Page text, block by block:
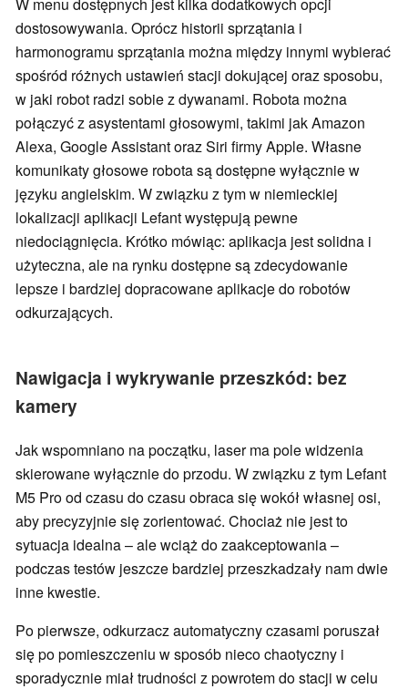
W menu dostępnych jest kilka dodatkowych opcji
dostosowywania. Oprócz historii sprzątania i
harmonogramu sprzątania można między innymi wybierać
spośród różnych ustawień stacji dokującej oraz sposobu,
w jaki robot radzi sobie z dywanami. Robota można
połączyć z asystentami głosowymi, takimi jak Amazon
Alexa, Google Assistant oraz Siri firmy Apple. Własne
komunikaty głosowe robota są dostępne wyłącznie w
języku angielskim. W związku z tym w niemieckiej
lokalizacji aplikacji Lefant występują pewne
niedociągnięcia. Krótko mówiąc: aplikacja jest solidna i
użyteczna, ale na rynku dostępne są zdecydowanie
lepsze i bardziej dopracowane aplikacje do robotów
odkurzających.
Nawigacja i wykrywanie przeszkód: bez
kamery
Jak wspomniano na początku, laser ma pole widzenia
skierowane wyłącznie do przodu. W związku z tym Lefant
M5 Pro od czasu do czasu obraca się wokół własnej osi,
aby precyzyjnie się zorientować. Chociaż nie jest to
sytuacja idealna – ale wciąż do zaakceptowania –
podczas testów jeszcze bardziej przeszkadzały nam dwie
inne kwestie.
Po pierwsze, odkurzacz automatyczny czasami poruszał
się po pomieszczeniu w sposób nieco chaotyczny i
sporadycznie miał trudności z powrotem do stacji w celu